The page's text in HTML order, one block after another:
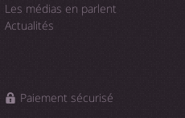
Les médias en parlent
Actualités
Paiement sécurisé